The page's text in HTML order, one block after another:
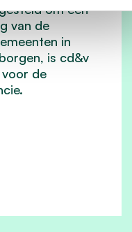
om een
van de
in
is cd&v
de